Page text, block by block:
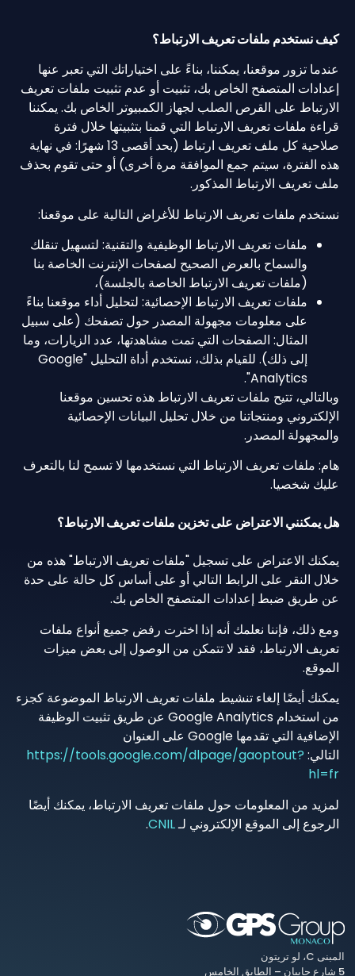
كيف نستخدم ملفات تعريف الارتباط؟
عندما تزور موقعنا، يمكننا، بناءً على اختياراتك التي تعبر عنها
إعدادات المتصفح الخاص بك، تثبيت أو عدم تثبيت ملفات تعريف
الارتباط على القرص الصلب لجهاز الكمبيوتر الخاص بك. يمكننا
قراءة ملفات تعريف الارتباط التي قمنا بتثبيتها خلال فترة
صلاحية كل ملف تعريف ارتباط (بحد أقصى 13 شهرًا: في نهاية
هذه الفترة، سيتم جمع الموافقة مرة أخرى) أو حتى تقوم بحذف
ملف تعريف الارتباط المذكور.
نستخدم ملفات تعريف الارتباط للأغراض التالية على موقعنا:
ملفات تعريف الارتباط الوظيفية والتقنية: لتسهيل تنقلك
والسماح بالعرض الصحيح لصفحات الإنترنت الخاصة بنا
(ملفات تعريف الارتباط الخاصة بالجلسة)،
ملفات تعريف الارتباط الإحصائية: لتحليل أداء موقعنا بناءً
على معلومات مجهولة المصدر حول تصفحك (على سبيل
المثال: الصفحات التي تمت مشاهدتها، عدد الزيارات، وما
إلى ذلك). للقيام بذلك، نستخدم أداة التحليل "Google
Analytics".
وبالتالي، تتيح ملفات تعريف الارتباط هذه تحسين موقعنا
الإلكتروني ومنتجاتنا من خلال تحليل البيانات الإحصائية
والمجهولة المصدر.
هام: ملفات تعريف الارتباط التي نستخدمها لا تسمح لنا بالتعرف
عليك شخصيا.
هل يمكنني الاعتراض على تخزين ملفات تعريف الارتباط؟
يمكنك الاعتراض على تسجيل "ملفات تعريف الارتباط" هذه من
خلال النقر على الرابط التالي أو على أساس كل حالة على حدة
عن طريق ضبط إعدادات المتصفح الخاص بك.
ومع ذلك، فإننا نعلمك أنه إذا اخترت رفض جميع أنواع ملفات
تعريف الارتباط، فقد لا تتمكن من الوصول إلى بعض ميزات
الموقع.
يمكنك أيضًا إلغاء تنشيط ملفات تعريف الارتباط الموضوعة كجزء
من استخدام Google Analytics عن طريق تثبيت الوظيفة
الإضافية التي تقدمها Google على العنوان
التالي: https://tools.google.com/dlpage/gaoptout?
hl=fr
لمزيد من المعلومات حول ملفات تعريف الارتباط، يمكنك أيضًا
الرجوع إلى الموقع الإلكتروني لـCNIL
.
المبنى C، لو تريتون
5 شارع جابيان – الطابق الخامس